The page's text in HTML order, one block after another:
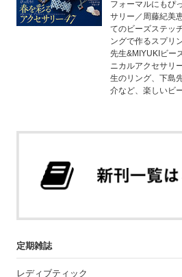
フォーマルにもぴ
サリー／周藤紀美
てのビーズステッ
ングで作るスプリ
先生&MIYUKIビー
ニカルアクセサリ
生のリング、下島
介など、楽しいビ
定期雑誌
レディブティック